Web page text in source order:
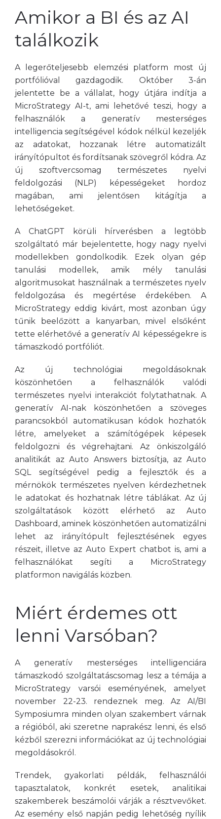
Amikor a BI és az AI
találkozik
A legerőteljesebb elemzési platform most új
portfólióval gazdagodik. Október 3-án
jelentette be a vállalat, hogy útjára indítja a
MicroStrategy AI-t, ami lehetővé teszi, hogy a
felhasználók a generatív mesterséges
intelligencia segítségével kódok nélkül kezeljék
az adatokat, hozzanak létre automatizált
irányítópultot és fordítsanak szövegről kódra. Az
új szoftvercsomag természetes nyelvi
feldolgozási (NLP) képességeket hordoz
magában, ami jelentősen kitágítja a
lehetőségeket.
A ChatGPT körüli hírverésben a legtöbb
szolgáltató már bejelentette, hogy nagy nyelvi
modellekben gondolkodik. Ezek olyan gép
tanulási modellek, amik mély tanulási
algoritmusokat használnak a természetes nyelv
feldolgozása és megértése érdekében. A
MicroStrategy eddig kivárt, most azonban úgy
tűnik beelőzött a kanyarban, mivel elsőként
tette elérhetővé a generatív AI képességekre is
támaszkodó portfóliót.
Az új technológiai megoldásoknak
köszönhetően a felhasználók valódi
természetes nyelvi interakciót folytathatnak. A
generatív AI-nak köszönhetően a szöveges
parancsokból automatikusan kódok hozhatók
létre, amelyeket a számítógépek képesek
feldolgozni és végrehajtani. Az önkiszolgáló
analitikát az Auto Answers biztosítja, az Auto
SQL segítségével pedig a fejlesztők és a
mérnökök természetes nyelven kérdezhetnek
le adatokat és hozhatnak létre táblákat. Az új
szolgáltatások között elérhető az Auto
Dashboard, aminek köszönhetően automatizálni
lehet az irányítópult fejlesztésének egyes
részeit, illetve az Auto Expert chatbot is, ami a
felhasználókat segíti a MicroStrategy
platformon navigálás közben.
Miért érdemes ott
lenni Varsóban?
A generatív mesterséges intelligenciára
támaszkodó szolgáltatáscsomag lesz a témája a
MicroStrategy varsói eseményének, amelyet
november 22-23. rendeznek meg. Az AI/BI
Symposiumra minden olyan szakembert várnak
a régióból, aki szeretne naprakész lenni, és első
kézből szerezni információkat az új technológiai
megoldásokról.
Trendek, gyakorlati példák, felhasználói
tapasztalatok, konkrét esetek, analitikai
szakemberek beszámolói várják a résztvevőket.
Az esemény első napján pedig lehetőség nyílik